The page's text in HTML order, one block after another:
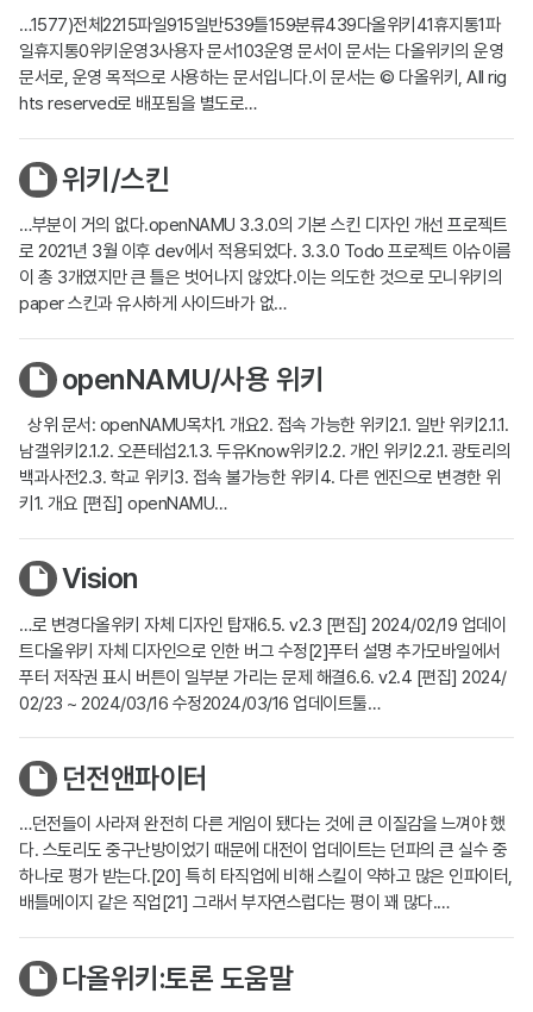
…1577)전체2215파일915일반539틀159분류439다올위키41휴지통1파
일휴지통0위키운영3사용자 문서103운영 문서이 문서는 다올위키의 운영
문서로, 운영 목적으로 사용하는 문서입니다.이 문서는 © 다올위키, All rig
hts reserved로 배포됨을 별도로…
위키/스킨
…부분이 거의 없다.openNAMU 3.3.0의 기본 스킨 디자인 개선 프로젝트
로 2021년 3월 이후 dev에서 적용되었다. 3.3.0 Todo 프로젝트 이슈이름
이 총 3개였지만 큰 틀은 벗어나지 않았다.이는 의도한 것으로 모니위키의
paper 스킨과 유사하게 사이드바가 없…
openNAMU/사용 위키
상위 문서: openNAMU목차1. 개요2. 접속 가능한 위키2.1. 일반 위키2.1.1.
남갤위키2.1.2. 오픈테섭2.1.3. 두유Know위키2.2. 개인 위키2.2.1. 광토리의
백과사전2.3. 학교 위키3. 접속 불가능한 위키4. 다른 엔진으로 변경한 위
키1. 개요 [편집] openNAMU…
Vision
…로 변경다올위키 자체 디자인 탑재6.5. v2.3 [편집] 2024/02/19 업데이
트다올위키 자체 디자인으로 인한 버그 수정[2]푸터 설명 추가모바일에서
푸터 저작권 표시 버튼이 일부분 가리는 문제 해결6.6. v2.4 [편집] 2024/
02/23 ~ 2024/03/16 수정2024/03/16 업데이트툴…
던전앤파이터
…던전들이 사라져 완전히 다른 게임이 됐다는 것에 큰 이질감을 느껴야 했
다. 스토리도 중구난방이었기 때문에 대전이 업데이트는 던파의 큰 실수 중
하나로 평가 받는다.[20] 특히 타직업에 비해 스킬이 약하고 많은 인파이터,
배틀메이지 같은 직업[21] 그래서 부자연스럽다는 평이 꽤 많다.…
다올위키:토론 도움말